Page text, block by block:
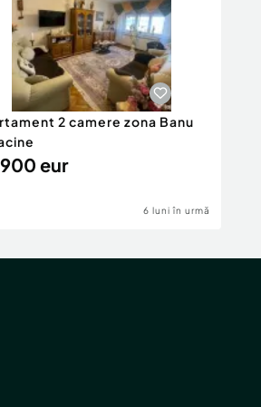
2 camere zona Banu
eur
6 luni în urmă